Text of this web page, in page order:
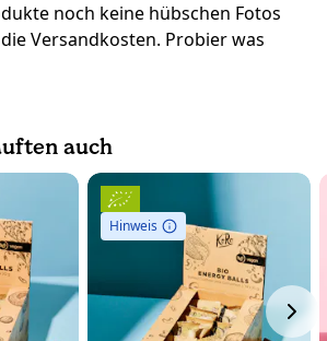
noch keine hübschen Fotos
Versandkosten. Probier was
auch
Hinweis